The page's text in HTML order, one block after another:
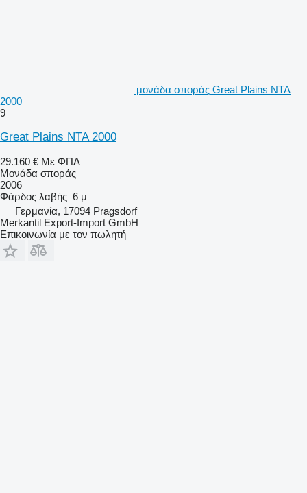
μονάδα σποράς Great Plains NTA
2000
9
Great Plains NTA 2000
29.160 € Με ΦΠΑ
Μονάδα σποράς
2006
Φάρδος λαβής 6 μ
Γερμανία, 17094 Pragsdorf
Merkantil Export-Import GmbH
Επικοινωνία με τον πωλητή